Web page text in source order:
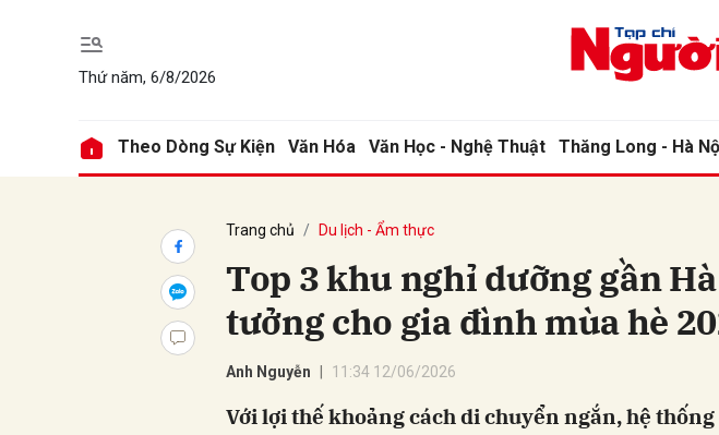
Thứ năm, 6/8/2026
Theo Dòng Sự Kiện Văn Hóa Văn Học - Nghệ Thuật Thăng Long - Hà
Trang chủ Du lịch - Ẩm thực
Top 3 khu nghỉ dưỡng gần
tưởng cho gia đình mùa hè
Anh Nguyễn 11:34 12/06/2026
Với lợi thế khoảng cách di chuyển ngắn, hệ